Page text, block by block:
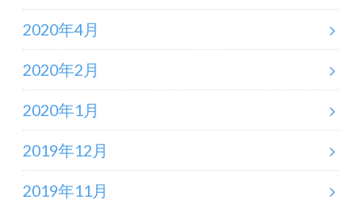
2020年4月
2020年2月
2020年1月
2019年12月
2019年11月